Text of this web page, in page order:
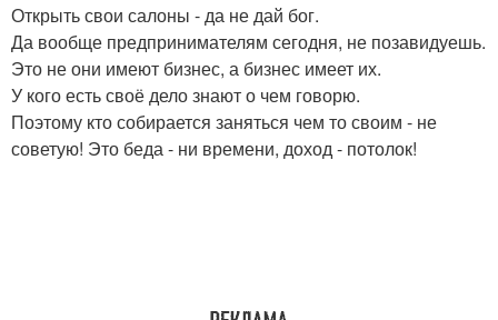
Открыть свои салоны - да не дай бог.
Да вообще предпринимателям сегодня, не позавидуешь.
Это не они имеют бизнес, а бизнес имеет их.
У кого есть своё дело знают о чем говорю.
Поэтому кто собирается заняться чем то своим - не
советую! Это беда - ни времени, доход - потолок!